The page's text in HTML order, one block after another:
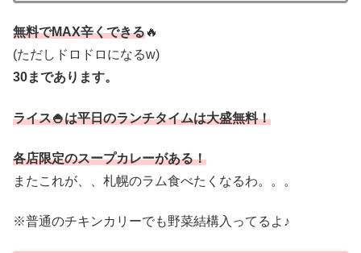
無料でMAX辛くできる🔥
(ただしドロドロになるw)
30まであります。
ライス🍚は平日のランチタイムは大盛無料！
各店限定のスープカレーがある！
またこれが、、札幌のラム食べたくなるわ。。。
※普通のチキンカリーでも野菜結構入ってるよ♪